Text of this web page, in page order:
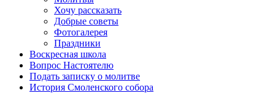
Хочу рассказать
Добрые советы
Фотогалерея
Праздники
Воскресная школа
Вопрос Настоятелю
Подать записку о молитве
История Смоленского собора